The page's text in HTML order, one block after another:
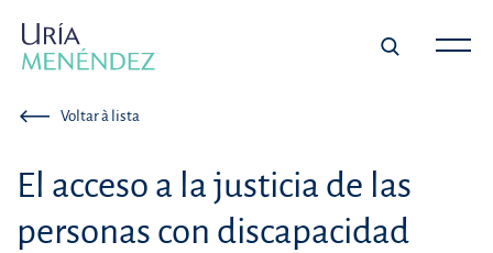
Voltar à lista
El acceso a la justicia de las
personas con discapacidad